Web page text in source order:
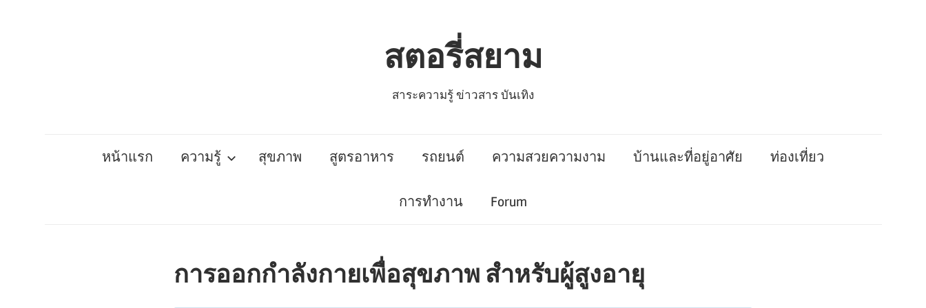
สตอรี่สยาม
สาระความรู้ ข่าวสาร บันเทิง
หน้าแรก ความรู้ สุขภาพ สูตรอาหาร รถยนต์ ความสวยความงาม บ้านและที่อยู่อาศัย ท่องเที่ยว
การทำงาน Forum
การออกกำลังกายเพื่อสุขภาพ สำหรับผู้สูงอายุ